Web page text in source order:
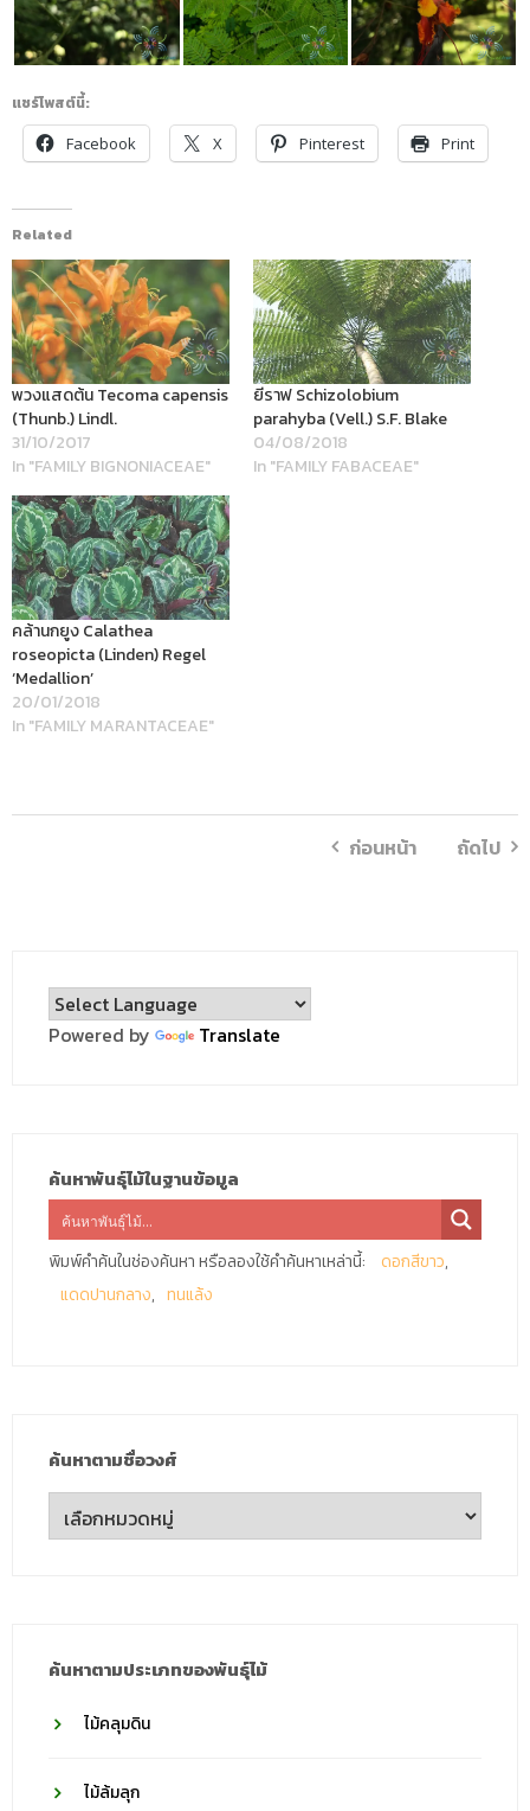
แชร์โพสต์นี้:
Facebook
X Pinterest Print
Related
พวงแสดต้น Tecoma capensis
(Thunb.) Lindl.
31/10/2017
In "FAMILY BIGNONIACEAE"
ยีราฟ Schizolobium
parahyba (Vell.) S.F. Blake
04/08/2018
In "FAMILY FABACEAE"
คล้านกยูง Calathea
roseopicta (Linden) Regel
‘Medallion’
20/01/2018
In "FAMILY MARANTACEAE"
ก่อนหน้า ถัดไป
Powered by Translate
ค้นหาพันธุ์ไม้ในฐานข้อมูล
พิมพ์คำค้นในช่องค้นหา หรือลองใช้คำค้นหาเหล่านี้:
ดอกสีขาว
แดดปานกลาง
ทนแล้ง
ค้นหาตามชื่อวงศ์
ค้นหา
ตาม
ค้นหาตามประเภทของพันธุ์ไม้
ไม้คลุมดิน
ไม้ล้มลุก